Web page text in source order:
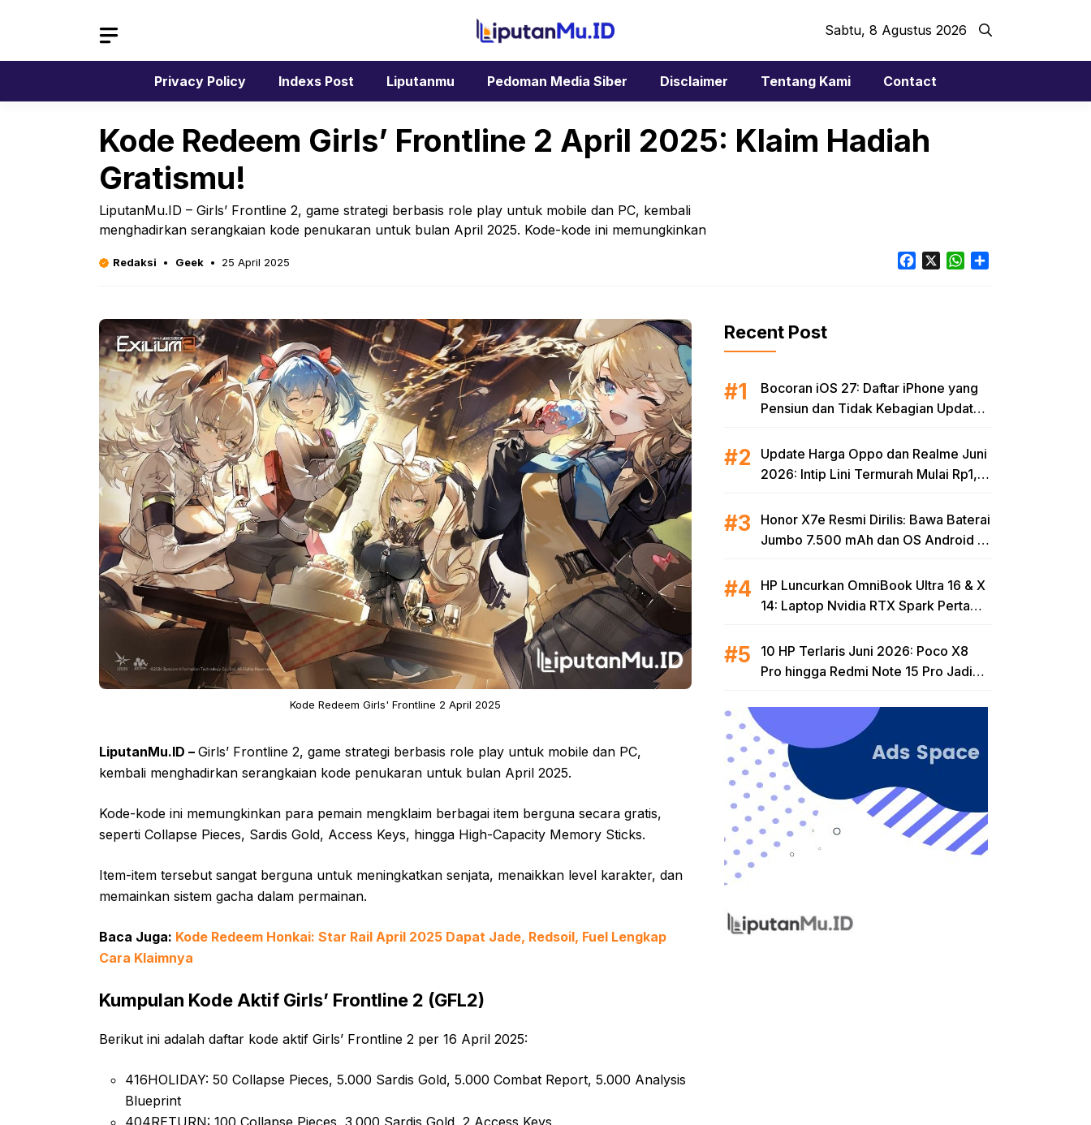
Sabtu, 8 Agustus 2026
Privacy Policy Indexs Post Liputanmu Pedoman Media Siber Disclaimer Tentang Kami Contact
Kode Redeem Girls’ Frontline 2 April 2025: Klaim Hadiah
Gratismu!
LiputanMu.ID – Girls’ Frontline 2, game strategi berbasis role play untuk mobile dan PC, kembali
menghadirkan serangkaian kode penukaran untuk bulan April 2025. Kode-kode ini memungkinkan
Redaksi Geek 25 April 2025 FacebookWhatsApp
Kode Redeem Girls' Frontline 2 April 2025
LiputanMu.ID – Girls’ Frontline 2, game strategi berbasis role play untuk mobile dan PC,
kembali menghadirkan serangkaian kode penukaran untuk bulan April 2025.
Kode-kode ini memungkinkan para pemain mengklaim berbagai item berguna secara gratis,
seperti Collapse Pieces, Sardis Gold, Access Keys, hingga High-Capacity Memory Sticks.
Item-item tersebut sangat berguna untuk meningkatkan senjata, menaikkan level karakter, dan
memainkan sistem gacha dalam permainan.
Baca Juga: Kode Redeem Honkai: Star Rail April 2025 Dapat Jade, Redsoil, Fuel Lengkap
Cara Klaimnya
Kumpulan Kode Aktif Girls’ Frontline 2 (GFL2)
Berikut ini adalah daftar kode aktif Girls’ Frontline 2 per 16 April 2025:
416HOLIDAY: 50 Collapse Pieces, 5.000 Sardis Gold, 5.000 Combat Report, 5.000 Analysis
Blueprint
Recent Post
Bocoran iOS 27: Daftar iPhone yang
Pensiun dan Tidak Kebagian Update
Update Harga Oppo dan Realme Juni
2026: Intip Lini Termurah Mulai Rp1,8
Honor X7e Resmi Dirilis: Bawa Baterai
Jumbo 7.500 mAh dan OS Android 16
HP Luncurkan OmniBook Ultra 16 & X
14: Laptop Nvidia RTX Spark Pertama
10 HP Terlaris Juni 2026: Poco X8
Pro hingga Redmi Note 15 Pro Jadi